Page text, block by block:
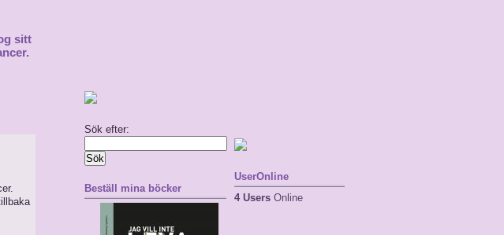
sitt
Sök efter:
Beställ mina böcker
UserOnline
4 Users Online